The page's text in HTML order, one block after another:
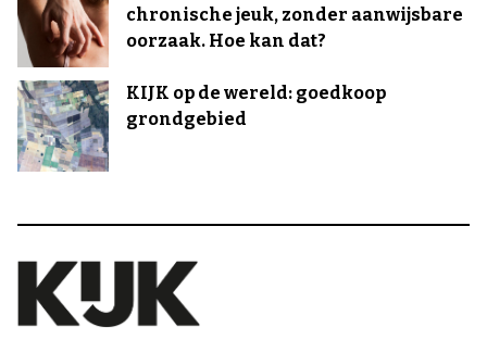
chronische jeuk, zonder aanwijsbare
oorzaak. Hoe kan dat?
KIJK op de wereld: goedkoop
grondgebied